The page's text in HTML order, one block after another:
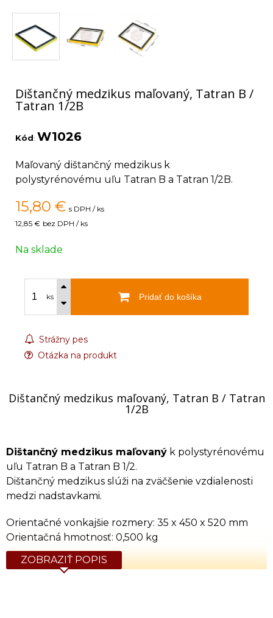
Dištančný medzikus maľovaný, Tatran B /
Tatran 1/2B
Kód: W1026
Maľovaný dištančný medzikus k
polystyrénovému uľu Tatran B a Tatran 1/2B.
15,80 € s DPH / ks
12,85 € bez DPH / ks
Na sklade
ks Pridať do košíka
Strážny pes
Otázka na produkt
Dištančný medzikus maľovaný, Tatran B / Tatran
1/2B
Dištančný medzikus maľovaný k polystyrénovému
uľu Tatran B a Tatran B 1/2.
Dištančný medzikus slúži na zväčšenie vzdialenosti
medzi nadstavkami.
Orientačné vonkajšie rozmery: 35 x 450 x 520 mm
Orientačná hmotnosť: 0,500 kg
ZOBRAZIŤ POPIS